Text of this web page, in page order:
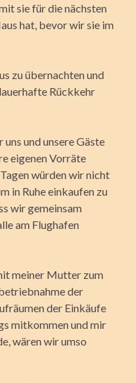
sie für die nächsten
hat, bevor wir sie im
zu übernachten und
Rückkehr
und unsere Gäste
eigenen Vorräte
würden wir nicht
in Ruhe einkaufen zu
wir gemeinsam
am Flughafen
meiner Mutter zum
der
der Einkäufe
mitkommen und mir
wären wir umso